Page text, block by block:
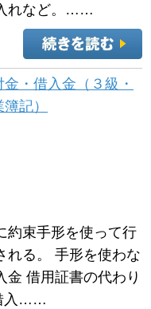
れなど。……
・借入金（３級・
記）
約束手形を使って行
れる。 手形を使わな
金 借用証書の代わり
入……